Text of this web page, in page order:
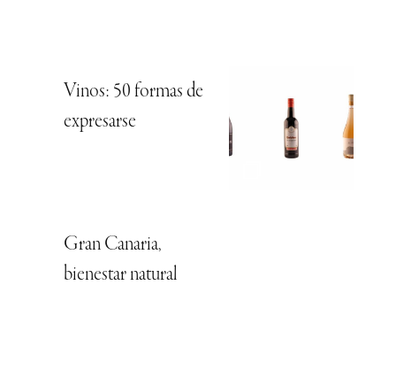
Vinos: 50 formas de
expresarse
Gran Canaria,
bienestar natural